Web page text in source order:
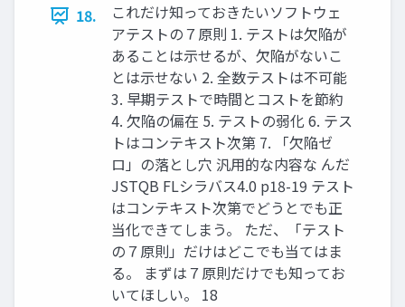
18.
これだけ知っておきたいソフトウェ
アテストの７原則 1. テストは欠陥が
あることは示せるが、欠陥がないこ
とは示せない 2. 全数テストは不可能
3. 早期テストで時間とコストを節約
4. 欠陥の偏在 5. テストの弱化 6. テス
トはコンテキスト次第 7. 「欠陥ゼ
ロ」の落とし穴 汎用的な内容な んだ
JSTQB FLシラバス4.0 p18-19 テスト
はコンテキスト次第でどうとでも正
当化できてしまう。 ただ、「テスト
の７原則」だけはどこでも当てはま
る。 まずは７原則だけでも知ってお
いてほしい。 18